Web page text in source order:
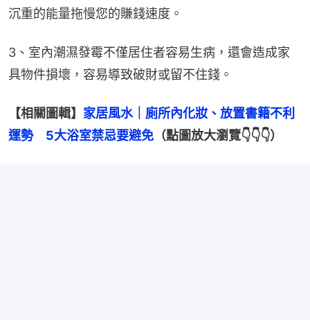
沉重的能量拖慢您的賺錢速度。
3、室內潮濕發霉不僅居住者容易生病，還會造成家
具物件損壞，容易導致破財或留不住錢。
【相關圖輯】 家居風水｜廁所內化妝、放置書籍不利
運勢　5大浴室禁忌要避免 （點圖放大瀏覽👇👇👇）